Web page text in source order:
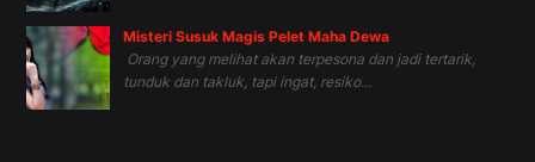
Misteri Susuk Magis Pelet Maha Dewa
Orang yang melihat akan terpesona dan jadi tertarik,
tunduk dan takluk, tapi ingat, resiko...